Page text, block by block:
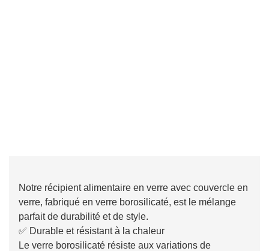
Notre récipient alimentaire en verre avec couvercle en
verre, fabriqué en verre borosilicaté, est le mélange
parfait de durabilité et de style.
✅ Durable et résistant à la chaleur
Le verre borosilicaté résiste aux variations de